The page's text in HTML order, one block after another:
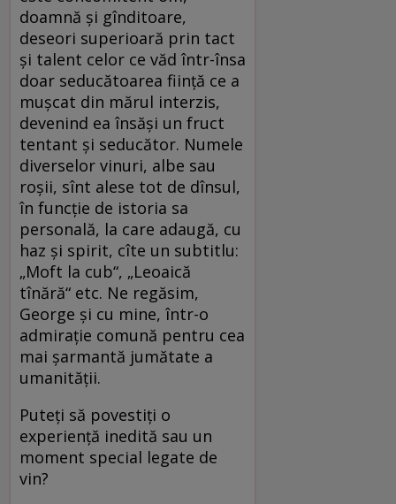
doamnă și gînditoare,
deseori superioară prin tact
și talent celor ce văd într-însa
doar seducătoarea ființă ce a
mușcat din mărul interzis,
devenind ea însăși un fruct
tentant și seducător. Numele
diverselor vinuri, albe sau
roșii, sînt alese tot de dînsul,
în funcție de istoria sa
personală, la care adaugă, cu
haz și spirit, cîte un subtitlu:
„Moft la cub“, „Leoaică
tînără“ etc. Ne regăsim,
George și cu mine, într-o
admirație comună pentru cea
mai șarmantă jumătate a
umanității.
Puteţi să povestiți o
experiență inedită sau un
moment special legate de
vin?